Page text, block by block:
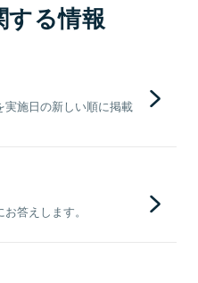
する情報
施日の新しい順に掲載
答えします。